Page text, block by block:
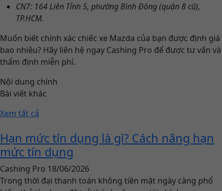
CN7: 164 Liên Tỉnh 5, phường Bình Đông (quận 8 cũ),
TP.HCM.
Muốn biết chính xác chiếc xe Mazda của bạn được định giá
bao nhiêu? Hãy liên hệ ngay Cashing Pro để được tư vấn và
thẩm định miễn phí.
Nội dung chính
Bài viết khác
Xem tất cả
Hạn mức tín dụng là gì? Cách nâng hạn
mức tín dụng
Cashing Pro 18/06/2026
Trong thời đại thanh toán không tiền mặt ngày càng phổ